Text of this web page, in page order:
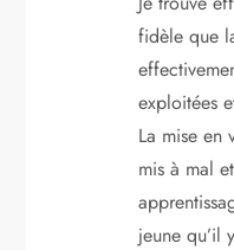
fidèle que
exploitées
La mise en
mis à mal
jeune qu’il